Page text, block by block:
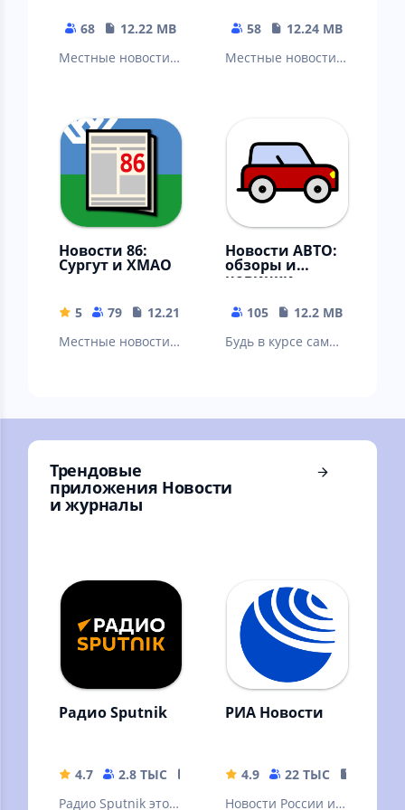
68
12.22 MB
Местные новости:
Златоуст, Миасс,
Копейск, Озерск…
58
12.24 MB
Местные новости:
Анапа, Ейск…
Новости 86:
Сургут и ХМАО
5 79
12.21 MB
Местные новости:
Ханты-Мансийск,
Когалым…
Новости АВТО:
обзоры и
новинки
105
12.2 MB
Будь в курсе самых
мира
Трендовые
приложения Новости
и журналы
Радио Sputnik
4.7 2.8 ТЫС
26.8 MB
Радио Sputnik это
РИА Новости
4.9 22 ТЫС
Новости России и